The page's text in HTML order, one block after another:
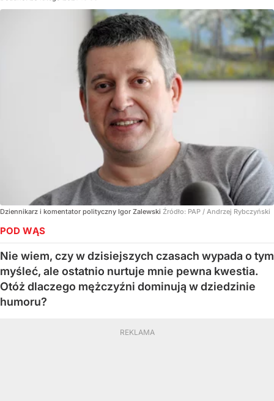
Dziennikarz i komentator polityczny Igor Zalewski Źródło: PAP / Andrzej Rybczyński
POD WĄS
Nie wiem, czy w dzisiejszych czasach wypada o tym
myśleć, ale ostatnio nurtuje mnie pewna kwestia.
Otóż dlaczego mężczyźni dominują w dziedzinie
humoru?